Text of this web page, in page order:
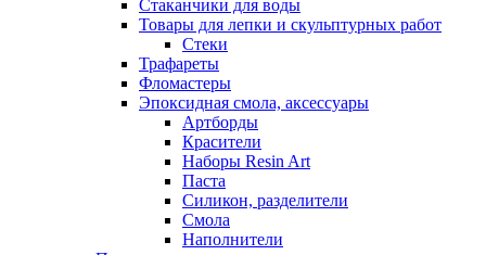
Стаканчики для воды
Товары для лепки и скульптурных работ
Стеки
Трафареты
Фломастеры
Эпоксидная смола, аксессуары
Артборды
Красители
Наборы Resin Art
Паста
Силикон, разделители
Смола
Наполнители